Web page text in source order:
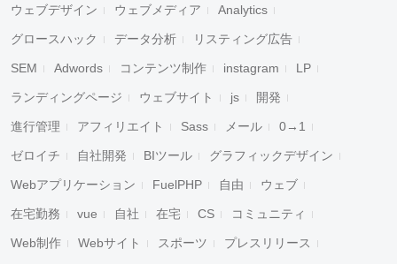
ウェブデザイン ウェブメディア Analytics
グロースハック データ分析 リスティング広告
SEM Adwords コンテンツ制作 instagram LP
ランディングページ ウェブサイト js 開発
進行管理 アフィリエイト Sass メール 0→1
ゼロイチ 自社開発 BIツール グラフィックデザイン
Webアプリケーション FuelPHP 自由 ウェブ
在宅勤務 vue 自社 在宅 CS コミュニティ
Web制作 Webサイト スポーツ プレスリリース